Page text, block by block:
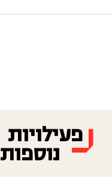
פעילויות
נוספות